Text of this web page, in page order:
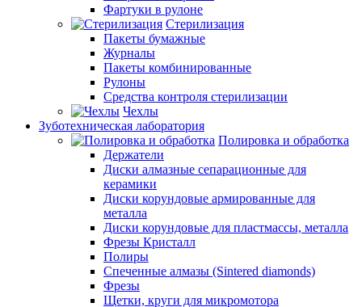
Фартуки в рулоне
Стерилизация
Пакеты бумажные
Журналы
Пакеты комбинированные
Рулоны
Средства контроля стерилизации
Чехлы
Зуботехническая лаборатория
Полировка и обработка
Держатели
Диски алмазные сепарационные для
керамики
Диски корундовые армированные для
металла
Диски корундовые для пластмассы, металла
Фрезы Кристалл
Полиры
Спеченные алмазы (Sintered diamonds)
Фрезы
Щетки, круги для микромотора